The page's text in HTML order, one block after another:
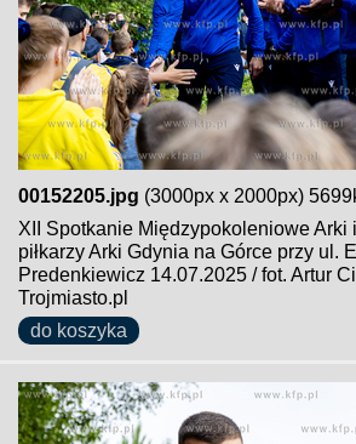
00152205.jpg (3000px x 2000px)
XII Spotkanie Międzypokoleniowe Arki
piłkarzy Arki Gdynia na Górce przy ul.
Predenkiewicz 14.07.2025 / fot. Artur
Trojmiasto.pl
do koszyka